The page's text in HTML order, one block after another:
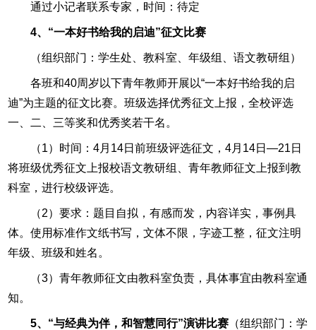
通过小记者联系专家，时间：待定
4、“一本好书给我的启迪”征文比赛
（组织部门：学生处、教科室、年级组、语文教研组）
各班和40周岁以下青年教师开展以“一本好书给我的启
迪”为主题的征文比赛。班级选择优秀征文上报，全校评选
一、二、三等奖和优秀奖若干名。
（1）时间：4月14日前班级评选征文，4月14日—21日
将班级优秀征文上报校语文教研组、青年教师征文上报到教
科室，进行校级评选。
（2）要求：题目自拟，有感而发，内容详实，事例具
体。使用标准作文纸书写，文体不限，字迹工整，征文注明
年级、班级和姓名。
（3）青年教师征文由教科室负责，具体事宜由教科室通
知。
5、“与经典为伴，和智慧同行”演讲比赛 （组织部门：学